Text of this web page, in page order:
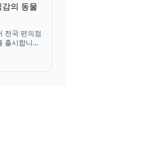
의 동물
전국 편의점
시합니다.
특징이며,
고 편리한